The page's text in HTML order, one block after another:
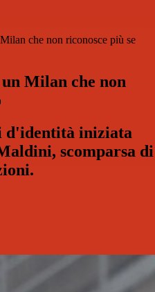
che non riconosce più se
Milan che non
d'identità iniziata
scomparsa di